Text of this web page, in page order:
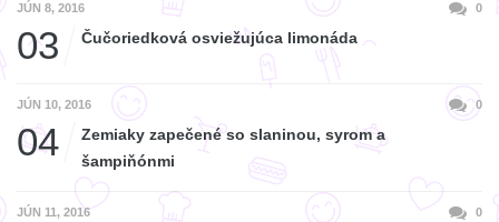
JÚN 8, 2016 0
03 Čučoriedková osviežujúca limonáda
JÚN 10, 2016 0
04
Zemiaky zapečené so slaninou, syrom a
šampiňónmi
JÚN 11, 2016 0